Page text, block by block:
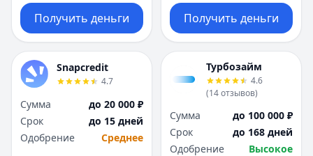
Получить деньги Получить деньги
Snapcredit
4.7
Сумма
до 20 000 ₽
Срок
до 15 дней
Одобрение
Среднее
Турбозайм
4.6
(14отзывов)
Сумма
до 100 000 ₽
Срок
до 168 дней
Одобрение
Высокое